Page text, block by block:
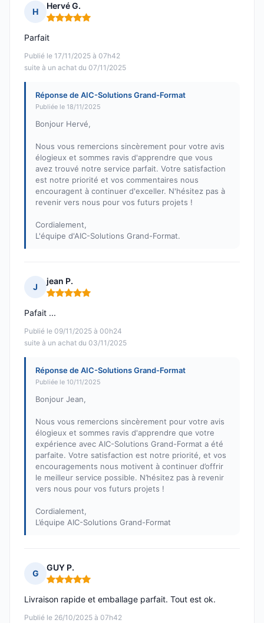
H
Hervé G.
Note : 5 sur 5
Publié le 17/11/2025 à 07h42
suite à un achat du 07/11/2025
Parfait
Réponse de AIC-Solutions Grand-Format
Publiée le 18/11/2025
Bonjour Hervé,
Nous vous remercions sincèrement pour votre avis
élogieux et sommes ravis d'apprendre que vous
avez trouvé notre service parfait. Votre satisfaction
est notre priorité et vos commentaires nous
encouragent à continuer d'exceller. N'hésitez pas à
revenir vers nous pour vos futurs projets !
Cordialement,
L'équipe d'AIC-Solutions Grand-Format.
J
jean P.
Note : 5 sur 5
Publié le 09/11/2025 à 00h24
suite à un achat du 03/11/2025
Pafait ...
Réponse de AIC-Solutions Grand-Format
Publiée le 10/11/2025
Bonjour Jean,
Nous vous remercions sincèrement pour votre avis
élogieux et sommes ravis d'apprendre que votre
expérience avec AIC-Solutions Grand-Format a été
parfaite. Votre satisfaction est notre priorité, et vos
encouragements nous motivent à continuer d’offrir
le meilleur service possible. N’hésitez pas à revenir
vers nous pour vos futurs projets !
Cordialement,
L’équipe AIC-Solutions Grand-Format
G
GUY P.
Note : 5 sur 5
Publié le 26/10/2025 à 07h42
Livraison rapide et emballage parfait. Tout est ok.